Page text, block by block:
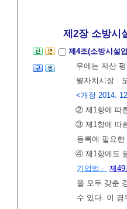
제2장 소방시
제4조(소방시설
우에는 자산
별자치시장ㆍ
<개정 2014.
② 제1항에 따
③ 제1항에 따
등록에 필요
④ 제1항에도
기업법」
제49
을 모두 갖춘
수 있다. 이